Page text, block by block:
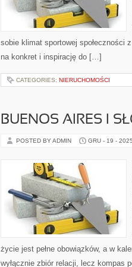
sobie klimat sportowej społeczności
na konkret i inspirację do […]
CATEGORIES: NIERUCHOMOŚCI
BUENOS AIRES I
POSTED BY ADMIN GRU - 19 - 2025
życie jest pełne obowiązków, a w
wyłącznie zbiór relacji, lecz kompas